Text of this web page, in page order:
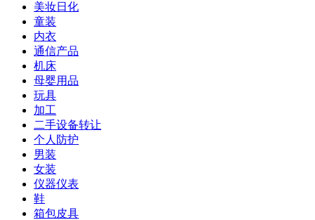
美妆日化
童装
内衣
通信产品
机床
母婴用品
玩具
加工
二手设备转让
个人防护
男装
女装
仪器仪表
鞋
箱包皮具